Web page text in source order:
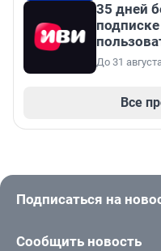
35 дней
До 31
Все
Подписаться на
Сообщить новость